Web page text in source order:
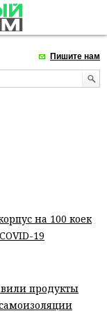
Пишите нам
на 100 коек
19
продукты